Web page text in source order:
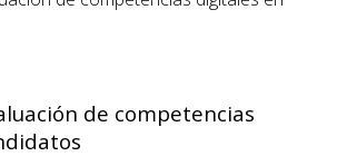
de competencias